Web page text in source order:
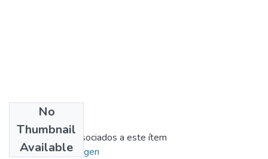
No
Thumbnail
Available
No hay ficheros asociados a este ítem
Ir al repositorio origen